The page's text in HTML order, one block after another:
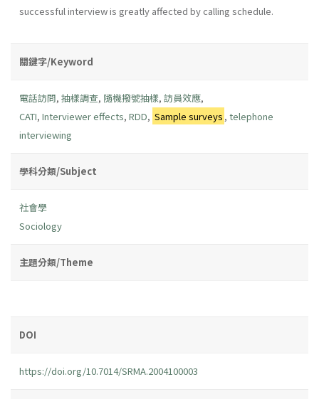
successful interview is greatly affected by calling schedule.
關鍵字/Keyword
電話訪問, 抽樣調查, 隨機撥號抽樣, 訪員效應,
CATI, Interviewer effects, RDD, Sample surveys ,telephone
interviewing
學科分類/Subject
社會學
Sociology
主題分類/Theme
DOI
https://doi.org/10.7014/SRMA.2004100003